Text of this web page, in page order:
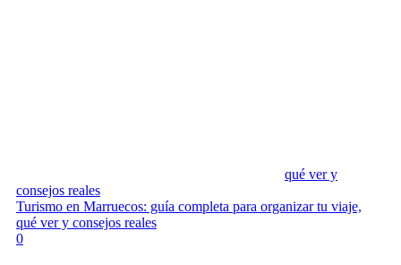
qué ver y
consejos reales
Turismo en Marruecos: guía completa para organizar tu viaje,
qué ver y consejos reales
0